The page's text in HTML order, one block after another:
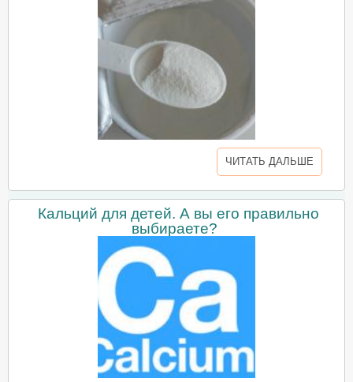
ЧИТАТЬ ДАЛЬШЕ
Кальций для детей. А вы его правильно
выбираете?